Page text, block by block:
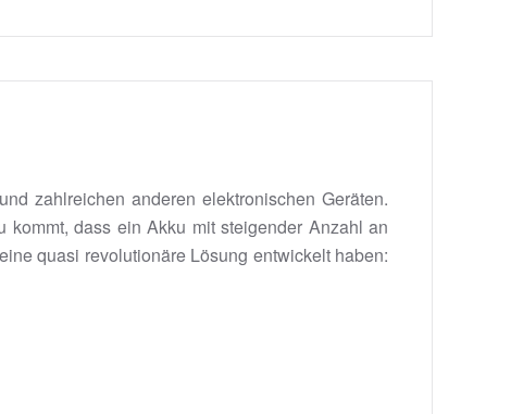
zahlreichen anderen elektronischen Geräten.
dass ein Akku mit steigender Anzahl an
quasi revolutionäre Lösung entwickelt haben: